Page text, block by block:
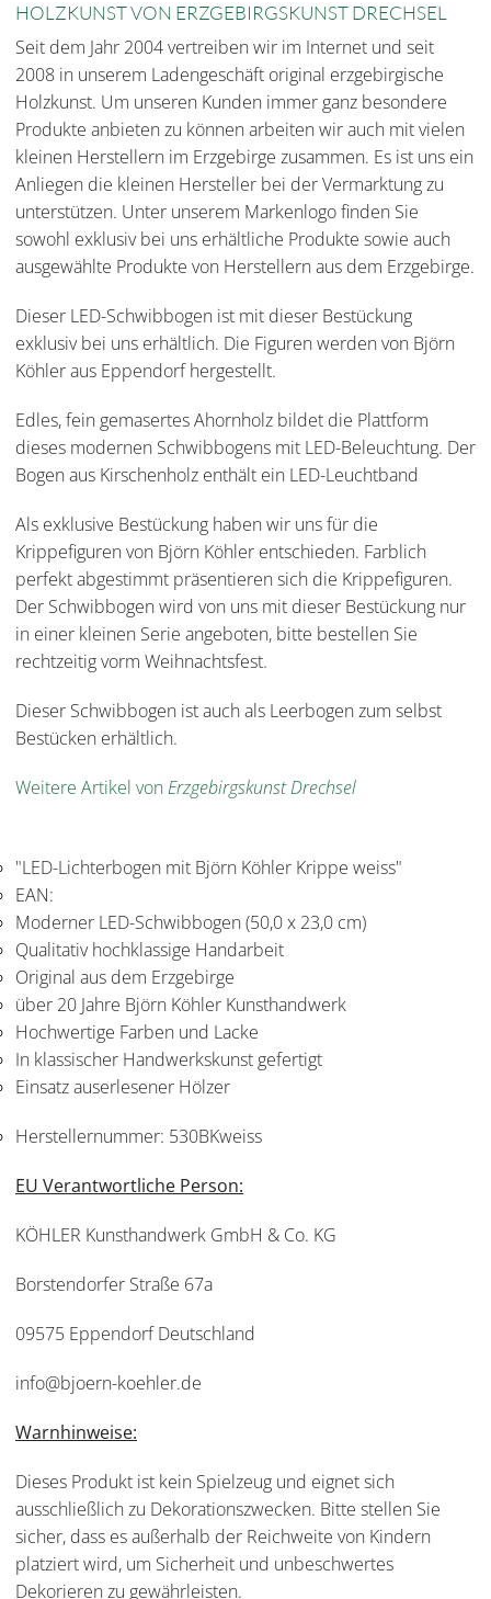
HOLZKUNST VON ERZGEBIRGSKUNST DRECHSEL
Seit dem Jahr 2004 vertreiben wir im Internet und seit
2008 in unserem Ladengeschäft original erzgebirgische
Holzkunst. Um unseren Kunden immer ganz besondere
Produkte anbieten zu können arbeiten wir auch mit vielen
kleinen Herstellern im Erzgebirge zusammen. Es ist uns ein
Anliegen die kleinen Hersteller bei der Vermarktung zu
unterstützen. Unter unserem Markenlogo finden Sie
sowohl exklusiv bei uns erhältliche Produkte sowie auch
ausgewählte Produkte von Herstellern aus dem Erzgebirge.
Dieser LED-Schwibbogen ist mit dieser Bestückung
exklusiv bei uns erhältlich. Die Figuren werden von Björn
Köhler aus Eppendorf hergestellt.
Edles, fein gemasertes Ahornholz bildet die Plattform
dieses modernen Schwibbogens mit LED-Beleuchtung. Der
Bogen aus Kirschenholz enthält ein LED-Leuchtband
Als exklusive Bestückung haben wir uns für die
Krippefiguren von Björn Köhler entschieden. Farblich
perfekt abgestimmt präsentieren sich die Krippefiguren.
Der Schwibbogen wird von uns mit dieser Bestückung nur
in einer kleinen Serie angeboten, bitte bestellen Sie
rechtzeitig vorm Weihnachtsfest.
Dieser Schwibbogen ist auch als Leerbogen zum selbst
Bestücken erhältlich.
Weitere Artikel vonErzgebirgskunst Drechsel
"LED-Lichterbogen mit Björn Köhler Krippe weiss"
EAN:
Moderner LED-Schwibbogen (50,0 x 23,0 cm)
Qualitativ hochklassige Handarbeit
Original aus dem Erzgebirge
über 20 Jahre Björn Köhler Kunsthandwerk
Hochwertige Farben und Lacke
In klassischer Handwerkskunst gefertigt
Einsatz auserlesener Hölzer
Herstellernummer: 530BKweiss
EU Verantwortliche Person:
KÖHLER Kunsthandwerk GmbH & Co. KG
Borstendorfer Straße 67a
09575 Eppendorf Deutschland
info@bjoern-koehler.de
Warnhinweise:
Dieses Produkt ist kein Spielzeug und eignet sich
ausschließlich zu Dekorationszwecken. Bitte stellen Sie
sicher, dass es außerhalb der Reichweite von Kindern
platziert wird, um Sicherheit und unbeschwertes
Dekorieren zu gewährleisten.